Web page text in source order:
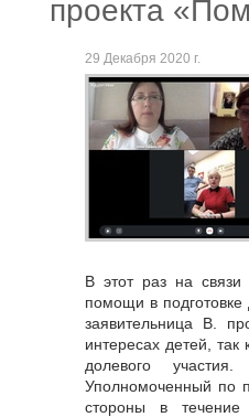
проекта
29 Декабря 2020 г.
В этот раз на
помощи в подготовке
заявительница В.
интересах детей,
долевого
Уполномоченный по
стороны в